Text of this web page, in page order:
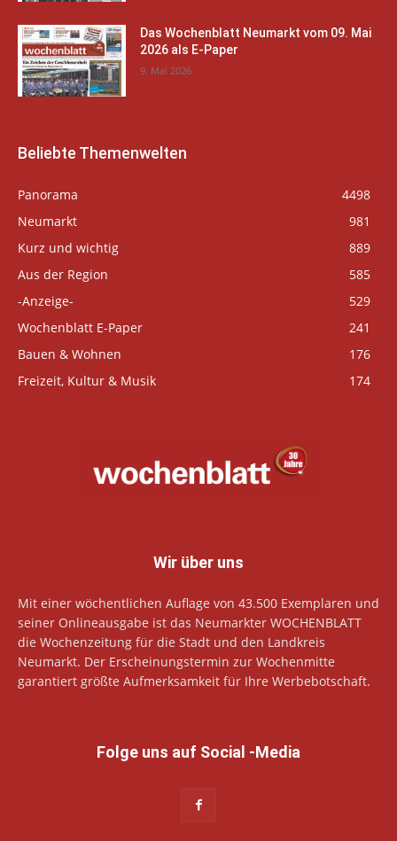
Das Wochenblatt Neumarkt vom 09. Mai
2026 als E-Paper
9. Mai 2026
Beliebte Themenwelten
Panorama
4498
Neumarkt
981
Kurz und wichtig
889
Aus der Region
585
-Anzeige-
529
Wochenblatt E-Paper
241
Bauen & Wohnen
176
Freizeit, Kultur & Musik
174
Wir über uns
Mit einer wöchentlichen Auflage von 43.500 Exemplaren und
seiner Onlineausgabe ist das Neumarkter WOCHENBLATT
die Wochenzeitung für die Stadt und den Landkreis
Neumarkt. Der Erscheinungstermin zur Wochenmitte
garantiert größte Aufmerksamkeit für Ihre Werbebotschaft.
Folge uns auf Social -Media